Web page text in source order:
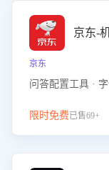
京东-
京东
问答配置工具 ·
限时免费已售69+